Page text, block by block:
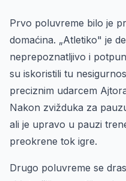
Prvo poluvreme bilo je
domaćina. „Atletiko" je
neprepoznatljivo i
su iskoristili tu
preciznim udarcem
Nakon zvižduka za
ali je upravo u pauzi
preokrene tok igre.
Drugo poluvreme se